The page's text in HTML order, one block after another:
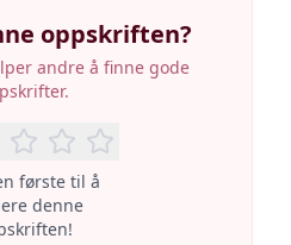
oppskriften?
andre å finne gode
første til å
denne